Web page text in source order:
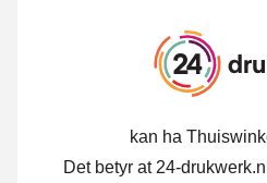
kan ha
Det betyr at 24-